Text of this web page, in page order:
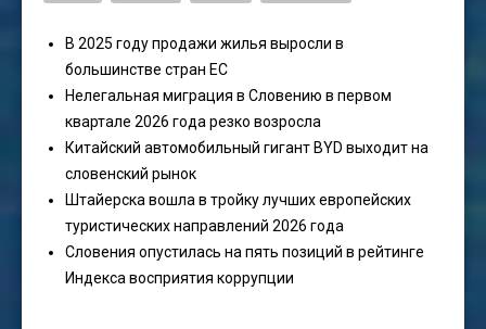
В 2025 году продажи жилья выросли в
большинстве стран ЕС
Нелегальная миграция в Словению в первом
квартале 2026 года резко возросла
Китайский автомобильный гигант BYD выходит на
словенский рынок
Штайерска вошла в тройку лучших европейских
туристических направлений 2026 года
Словения опустилась на пять позиций в рейтинге
Индекса восприятия коррупции